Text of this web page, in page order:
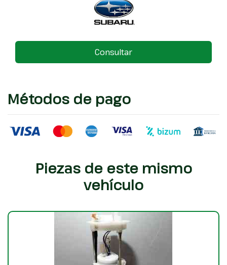
Consultar
Métodos de pago
Piezas de este mismo
vehículo